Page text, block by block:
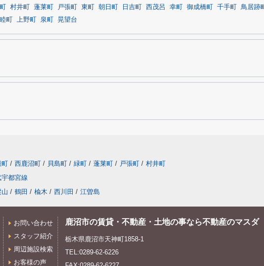
村井町 蓬莱町 戸張町 東町 朝日町 日吉町 西茂呂 幸町 御成橋町 千手町 鳥居跡町
睦町 上野町 泉町 晃望台
町 / 西鹿沼町 / 貝島町 / 緑町 / 蓬莱町 / 戸張町 / 村井町
宇都宮線
山 / 鶴田 / 楡木 / 西川田 / 江曽島
お問い合わせ
スタッフ紹介
周辺施設検索
お客様の声
鹿沼市の賃貸・不動産・土地の事なら不動産のマスダ
栃木県鹿沼市天神町1858-1
TEL:0289-62-6226